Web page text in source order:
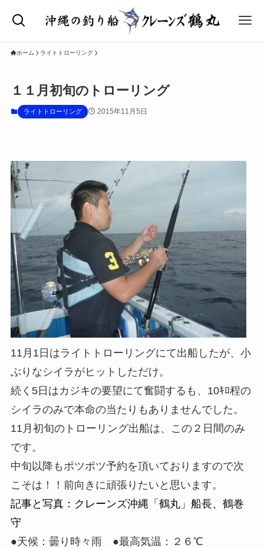
ホーム ライトトローリング
１１月初旬のトローリング
ライトトローリング 2015年11月5日
11月1日はライトトローリングにて出船したが、小
ぶりなシイラがヒットしただけ。
続く5日はカジキの要望にて奮闘するも、10ｷﾛ程の
シイラのみで本命の当たりもありませんでした。
11月初旬のトローリング出船は、この２日間のみ
です。
中旬以降もポツポツ予約を頂いておりますので次
こそは！！前向きに頑張りたいと思います。
記事と写真：クレーンズ沖縄「鶴丸」船長、鶴巻
守
●天候：曇り時々雨 ●最高気温：２６℃